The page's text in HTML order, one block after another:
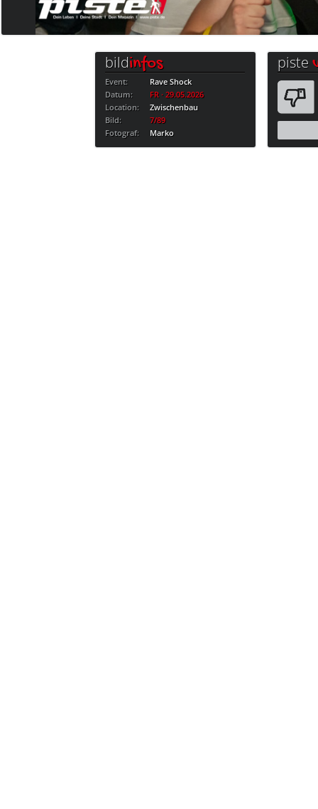
bildinfos
Event:
Rave Shock
Datum:
FR · 29.05.2026
Location:
Zwischenbau
Bild:
7/89
Fotograf:
Marko
piste